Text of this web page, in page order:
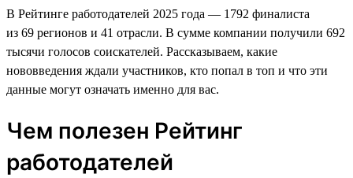
В Рейтинге работодателей 2025 года — 1792 финалиста
из 69 регионов и 41 отрасли. В сумме компании получили 692
тысячи голосов соискателей. Рассказываем, какие
нововведения ждали участников, кто попал в топ и что эти
данные могут означать именно для вас.
Чем полезен Рейтинг
работодателей